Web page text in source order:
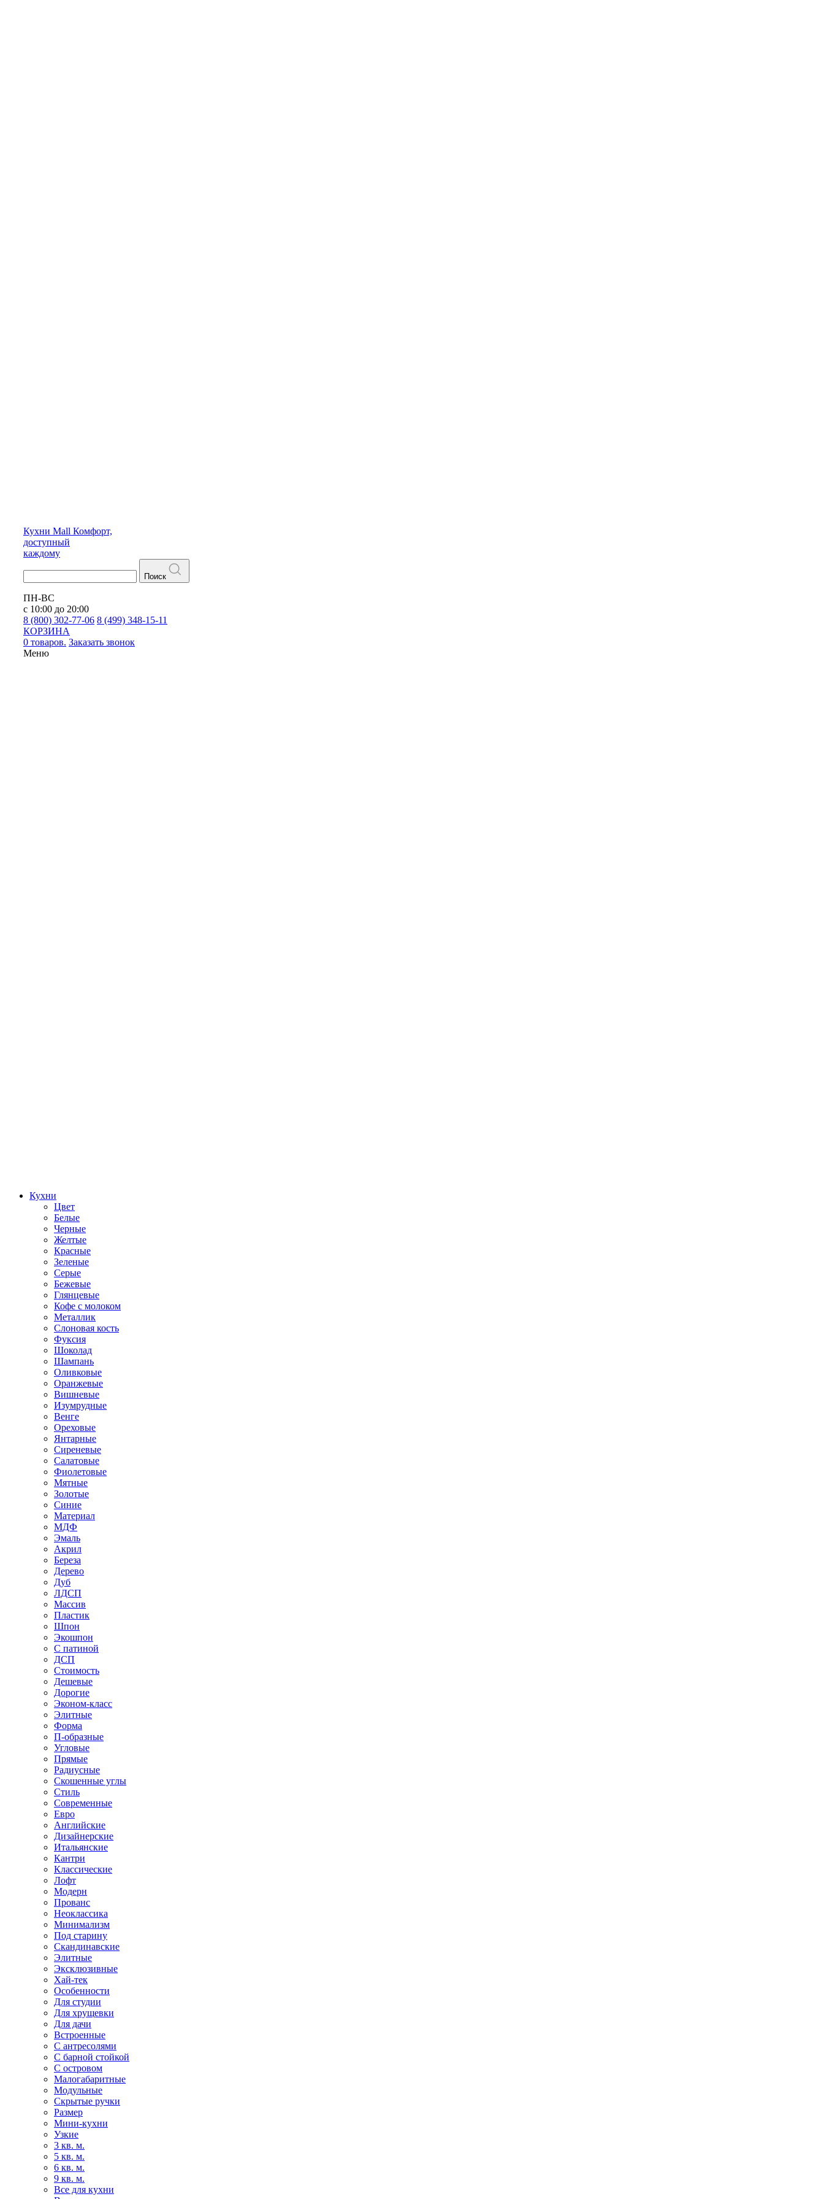
Кухни Mall Комфорт,
доступный
каждому
Поиск
ПН-ВС
с 10:00 до 20:00
8 (800) 302-77-06 8 (499) 348-15-11
КОРЗИНА
0 товаров. Заказать звонок
Меню
Кухни
Цвет
Белые
Черные
Желтые
Красные
Зеленые
Серые
Бежевые
Глянцевые
Кофе с молоком
Металлик
Слоновая кость
Фуксия
Шоколад
Шампань
Оливковые
Оранжевые
Вишневые
Изумрудные
Венге
Ореховые
Янтарные
Сиреневые
Салатовые
Фиолетовые
Мятные
Золотые
Синие
Материал
МДФ
Эмаль
Акрил
Береза
Дерево
Дуб
ЛДСП
Массив
Пластик
Шпон
Экошпон
С патиной
ДСП
Стоимость
Дешевые
Дорогие
Эконом-класс
Элитные
Форма
П-образные
Угловые
Прямые
Радиусные
Скошенные углы
Стиль
Современные
Евро
Английские
Дизайнерские
Итальянские
Кантри
Классические
Лофт
Модерн
Прованс
Неоклассика
Минимализм
Под старину
Скандинавские
Элитные
Эксклюзивные
Хай-тек
Особенности
Для студии
Для хрущевки
Для дачи
Встроенные
С антресолями
С барной стойкой
С островом
Малогабаритные
Модульные
Скрытые ручки
Размер
Мини-кухни
Узкие
3 кв. м.
5 кв. м.
6 кв. м.
9 кв. м.
Все для кухни